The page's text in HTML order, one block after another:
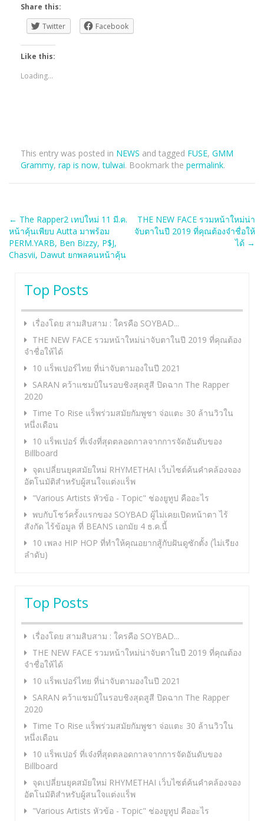
Share this:
Twitter
Facebook
Like this:
Loading...
This entry was posted in NEWS and tagged FUSE, GMM
Grammy, rap is now,tulwai. Bookmark the permalink.
Post
navigation
← The Rapper2 เทปใหม่ 11 มี.ค.
หน้าคุ้นเพียบ Autta มาพร้อม
PERM.YARB, Ben Bizzy, P$J,
Chasvii, Dawut ยกพลคนหน้าคุ้น
THE NEW FACE รวมหน้าใหม่น่า
จับตาในปี 2019 ที่คุณต้องจำชื่อให้
ได้ →
Top Posts
เรื่องโดย สามสิบสาม : ใครคือ SOYBAD...
THE NEW FACE รวมหน้าใหม่น่าจับตาในปี 2019 ที่คุณต้อง
จำชื่อให้ได้
10 แร็พเปอร์ไทย ที่น่าจับตามองในปี 2021
SARAN คว้าแชมป์ในรอบชิงสุดสูสี ปิดฉาก The Rapper
2020
Time To Rise แร็พร่วมสมัยกัมพูชา จ่อแตะ 30 ล้านวิวใน
หนึ่งเดือน
10 แร็พเปอร์ ที่เจ๋งที่สุดตลอดกาลจากการจัดอันดับของ
Billboard
จุดเปลี่ยนยุคสมัยใหม่ RHYMETHAI เว็บไซต์ค้นคำคล้องจอง
อัตโนมัติสำหรับผู้สนใจแต่งแร็พ
"Various Artists หัวข้อ - Topic" ช่องยูทูป คืออะไร
พบกับโชว์ครั้งแรกของ SOYBAD ผู้ไม่เคยเปิดหน้าตา ไร้
สังกัด ไร้ข้อมูล ที่ BEANS เอกมัย 4 ธ.ค.นี้
10 เพลง HIP HOP ที่ทำให้คุณอยากสู้กับฝันดูซักตั้ง (ไม่เรียง
ลำดับ)
Top Posts
เรื่องโดย สามสิบสาม : ใครคือ SOYBAD...
THE NEW FACE รวมหน้าใหม่น่าจับตาในปี 2019 ที่คุณต้อง
จำชื่อให้ได้
10 แร็พเปอร์ไทย ที่น่าจับตามองในปี 2021
SARAN คว้าแชมป์ในรอบชิงสุดสูสี ปิดฉาก The Rapper
2020
Time To Rise แร็พร่วมสมัยกัมพูชา จ่อแตะ 30 ล้านวิวใน
หนึ่งเดือน
10 แร็พเปอร์ ที่เจ๋งที่สุดตลอดกาลจากการจัดอันดับของ
Billboard
จุดเปลี่ยนยุคสมัยใหม่ RHYMETHAI เว็บไซต์ค้นคำคล้องจอง
อัตโนมัติสำหรับผู้สนใจแต่งแร็พ
"Various Artists หัวข้อ - Topic" ช่องยูทูป คืออะไร